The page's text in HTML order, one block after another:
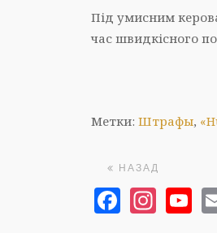
Під умисним
час швидкісного
Метки: Штрафы,
НАЗАД